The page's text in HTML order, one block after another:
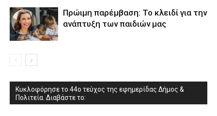
Πρώιμη παρέμβαση: Το κλειδί για την
ανάπτυξη των παιδιών µας
Κυκλοφόρησε το 44ο τεύχος της εφημερίδας Δήμος &
Πολιτεία. Διαβάστε το: